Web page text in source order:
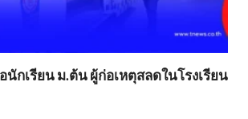
กเรียน ม.ต้น ผู้ก่อเหตุสลดในโรงเรียน